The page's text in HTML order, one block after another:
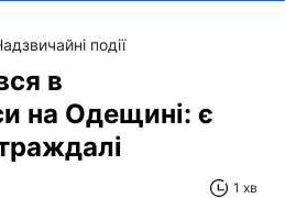
події
в
на Одещині: є
1 хв